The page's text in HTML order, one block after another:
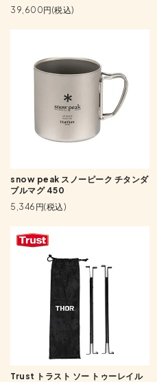
39,600円(税込)
snow peak スノーピーク チタンダ
ブルマグ 450
5,346円(税込)
Trust トラスト ソー トゥーレイル